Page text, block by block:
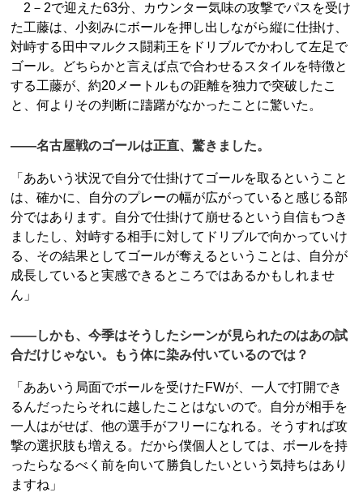
2－2で迎えた63分、カウンター気味の攻撃でパスを受け
た工藤は、小刻みにボールを押し出しながら縦に仕掛け、
対峙する田中マルクス闘莉王をドリブルでかわして左足で
ゴール。どちらかと言えば点で合わせるスタイルを特徴と
する工藤が、約20メートルもの距離を独力で突破したこ
と、何よりその判断に躊躇がなかったことに驚いた。
――名古屋戦のゴールは正直、驚きました。
「ああいう状況で自分で仕掛けてゴールを取るということ
は、確かに、自分のプレーの幅が広がっていると感じる部
分ではあります。自分で仕掛けて崩せるという自信もつき
ましたし、対峙する相手に対してドリブルで向かっていけ
る、その結果としてゴールが奪えるということは、自分が
成長していると実感できるところではあるかもしれませ
ん」
――しかも、今季はそうしたシーンが見られたのはあの試
合だけじゃない。もう体に染み付いているのでは？
「ああいう局面でボールを受けたFWが、一人で打開でき
るんだったらそれに越したことはないので。自分が相手を
一人はがせば、他の選手がフリーになれる。そうすれば攻
撃の選択肢も増える。だから僕個人としては、ボールを持
ったらなるべく前を向いて勝負したいという気持ちはあり
ますね」